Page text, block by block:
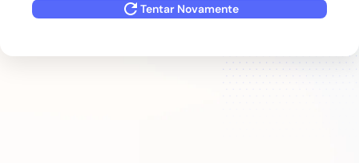
Tentar Novamente